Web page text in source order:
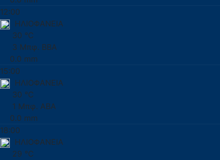
12:00
ΗΛΙΟΦΑΝΕΙΑ
30 °C
3 Μπφ. ΒΒΑ
0.0 mm
15:00
ΗΛΙΟΦΑΝΕΙΑ
30 °C
1 Μπφ. ΑΒΑ
0.0 mm
18:00
ΗΛΙΟΦΑΝΕΙΑ
29 °C